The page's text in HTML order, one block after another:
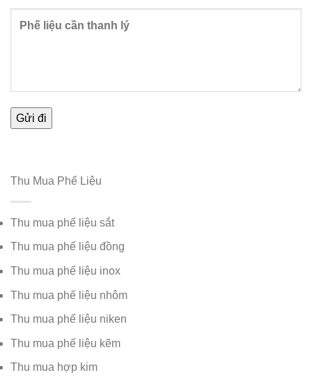
Thu Mua Phế Liệu
Thu mua phế liệu sắt
Thu mua phế liệu đồng
Thu mua phế liệu inox
Thu mua phế liệu nhôm
Thu mua phế liệu niken
Thu mua phế liệu kẽm
Thu mua hợp kim